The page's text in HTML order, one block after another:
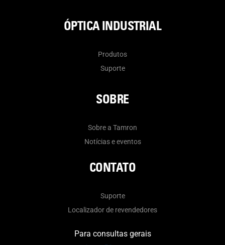
ÓPTICA INDUSTRIAL
Produtos
Suporte
SOBRE
Sobre a Tamron
Notícias e eventos
CONTATO
Suporte
Localizador de revendedores
Para consultas gerais